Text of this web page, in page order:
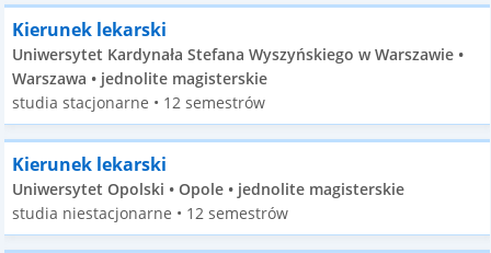
Kierunek lekarski
Uniwersytet Kardynała Stefana Wyszyńskiego w Warszawie •
Warszawa • jednolite magisterskie
studia stacjonarne • 12 semestrów
Kierunek lekarski
Uniwersytet Opolski • Opole • jednolite magisterskie
studia niestacjonarne • 12 semestrów